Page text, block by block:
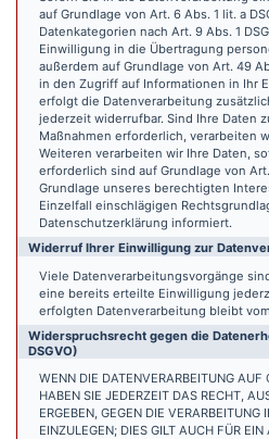
auf Grundlage von Art. 6 Abs. 1 lit. a
Datenkategorien nach Art. 9 Abs. 1
Einwilligung in die Übertragung
außerdem auf Grundlage von Art. 49
in den Zugriff auf Informationen in Ihr
erfolgt die Datenverarbeitung
jederzeit widerrufbar. Sind Ihre Daten
Maßnahmen erforderlich, verarbeiten
Weiteren verarbeiten wir Ihre Daten,
erforderlich sind auf Grundlage von
Grundlage unseres berechtigten
Einzelfall einschlägigen
Datenschutzerklärung informiert.
Widerruf Ihrer Einwilligung zur
Viele Datenverarbeitungsvorgänge
eine bereits erteilte Einwilligung
erfolgten Datenverarbeitung bleibt
Widerspruchsrecht gegen die
DSGVO)
WENN DIE DATENVERARBEITUNG
HABEN SIE JEDERZEIT DAS RECHT,
ERGEBEN, GEGEN DIE
EINZULEGEN; DIES GILT AUCH FÜR